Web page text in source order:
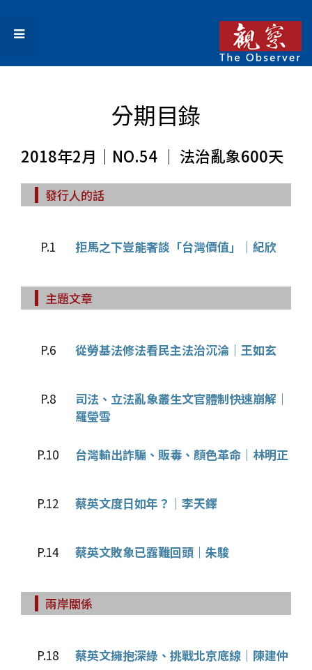
分期目錄
2018年2月｜NO.54 │ 法治亂象600天
發行人的話
P.1 拒馬之下豈能奢談「台灣價值」｜紀欣
主題文章
P.6 從勞基法修法看民主法治沉淪｜王如玄
P.8
司法、立法亂象叢生文官體制快速崩解｜
羅瑩雪
P.10 台灣輸出詐騙、販毒、顏色革命｜林明正
P.12 蔡英文度日如年？｜李天鐸
P.14 蔡英文敗象已露難回頭｜朱駿
兩岸關係
P.18 蔡英文擁抱深綠、挑戰北京底線｜陳建仲